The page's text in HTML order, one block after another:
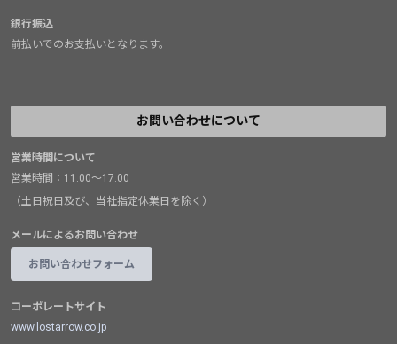
銀行振込
前払いでのお支払いとなります。
お問い合わせについて
営業時間について
営業時間：11:00～17:00
（土日祝日及び、当社指定休業日を除く）
メールによるお問い合わせ
お問い合わせフォーム
コーポレートサイト
www.lostarrow.co.jp